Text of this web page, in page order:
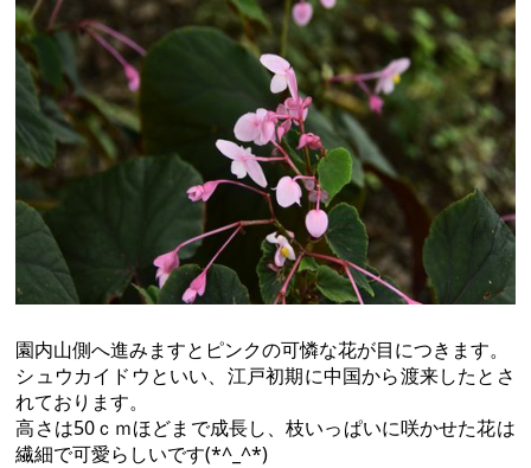
園内山側へ進みますとピンクの可憐な花が目につきます。
シュウカイドウといい、江戸初期に中国から渡来したとさ
れております。
高さは50ｃｍほどまで成長し、枝いっぱいに咲かせた花は
繊細で可愛らしいです(*^_^*)